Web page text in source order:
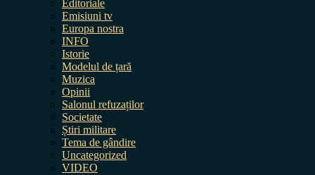
Editoriale
Emisiuni tv
Europa nostra
INFO
Istorie
Modelul de țară
Muzica
Opinii
Salonul refuzaților
Societate
Știri militare
Tema de gândire
Uncategorized
VIDEO